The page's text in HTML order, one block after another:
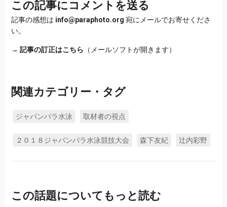
この記事にコメントを送る
記事の感想は info@paraphoto.org 宛にメールでお寄せくださ
い。
→ 記事の訂正はこちら （メールソフトが開きます）
関連カテゴリー・タグ
ジャパンパラ水泳 取材者の視点
２０１８ジャパンパラ水泳競技大会 森下友紀 辻内彩野
この話題についてもっと読む